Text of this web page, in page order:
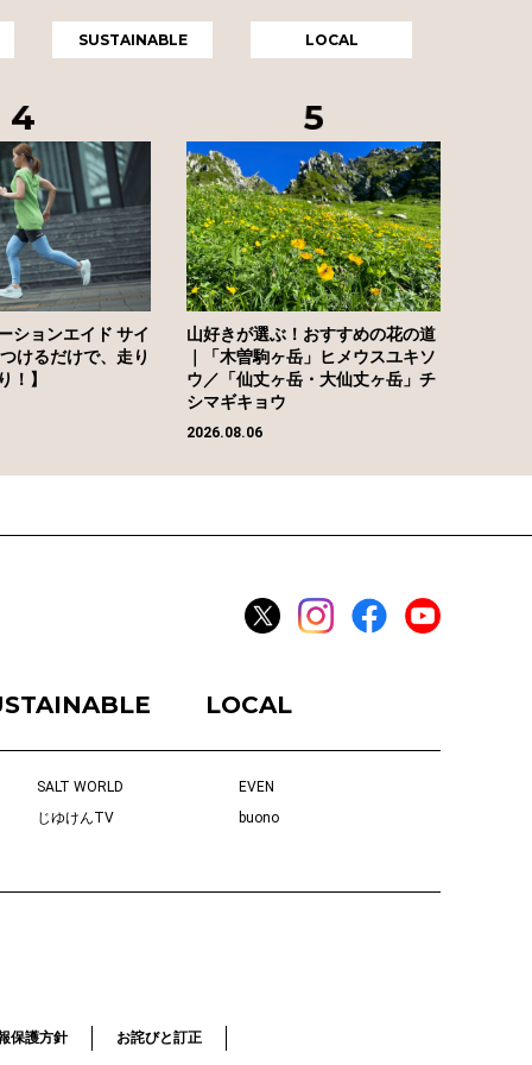
SUSTAINABLE LOCAL
ションエイド サイ
けるだけで、走り
！】
山好きが選ぶ！おすすめの花の道
｜「木曽駒ヶ岳」ヒメウスユキソ
ウ／「仙丈ヶ岳・大仙丈ヶ岳」チ
シマギキョウ
2026.08.06
LOCAL
SALT WORLD
EVEN
じゆけんTV
buono
保護方針 お詫びと訂正